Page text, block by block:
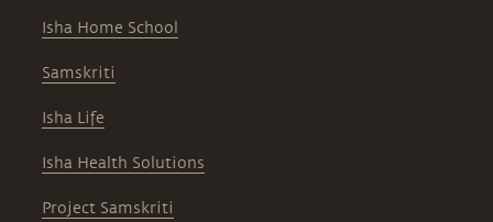
Isha Home School
Samskriti
Isha Life
Isha Health Solutions
Project Samskriti